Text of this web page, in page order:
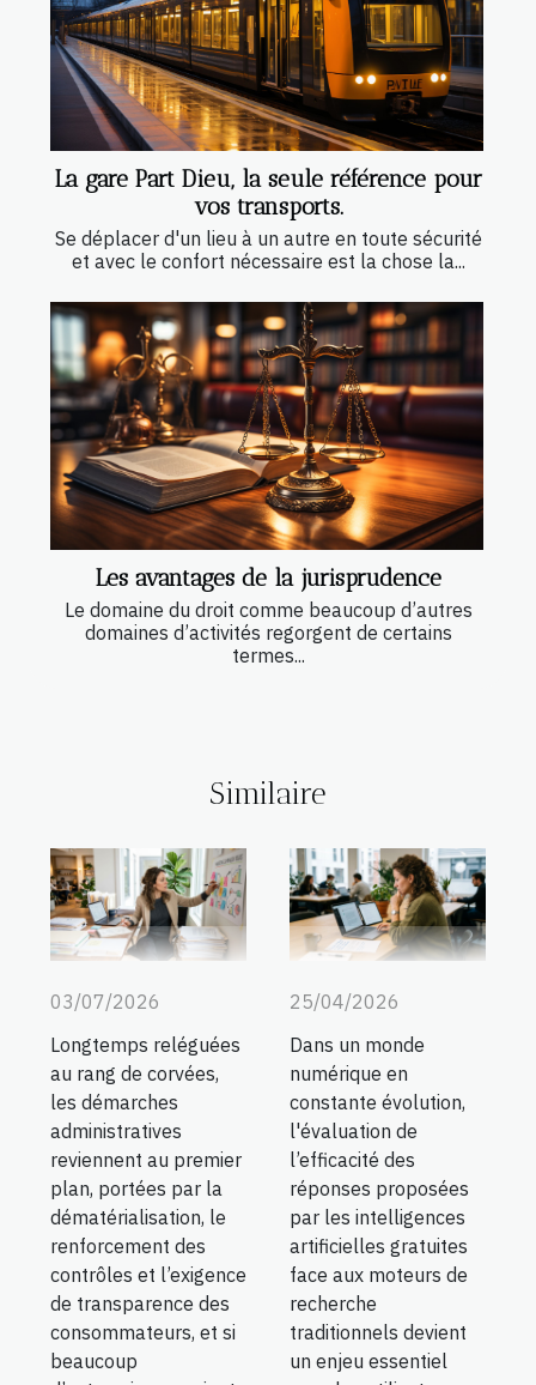
La gare Part Dieu, la seule référence pour
vos transports.
Se déplacer d'un lieu à un autre en toute sécurité
et avec le confort nécessaire est la chose la...
Les avantages de la jurisprudence
Le domaine du droit comme beaucoup d’autres
domaines d’activités regorgent de certains
termes...
Similaire
03/07/2026
Longtemps reléguées
au rang de corvées,
les démarches
administratives
reviennent au premier
plan, portées par la
dématérialisation, le
renforcement des
contrôles et l’exigence
de transparence des
consommateurs, et si
beaucoup
25/04/2026
Dans un monde
numérique en
constante évolution,
l'évaluation de
l’efficacité des
réponses proposées
par les intelligences
artificielles gratuites
face aux moteurs de
recherche
traditionnels devient
un enjeu essentiel